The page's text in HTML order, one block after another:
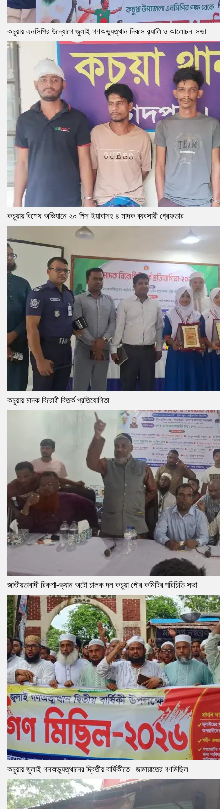
কচুয়ায় এনসিপির উদ্যোগে জুলাই গণঅভ্যুত্থান দিবসে র‌্যালি ও আলোচনা সভা
কচুয়ায় বিশেষ অভিযানে ২০ পিস ইয়াবাসহ ৪ মাদক ব্যবসায়ী গ্রেফতার
কচুয়ায় মাদক বিরোধী বিতর্ক প্রতিযোগিতা
জাতীয়তাবাদী রিকশা-ভ্যান অটো চালক দল কচুয়া পৌর কমিটির পরিচিতি সভা
কচুয়ায় জুলাই গনঅভ্যুত্থানের দ্বিতীয় বার্ষিকীতে জামায়াতের গণমিছিল